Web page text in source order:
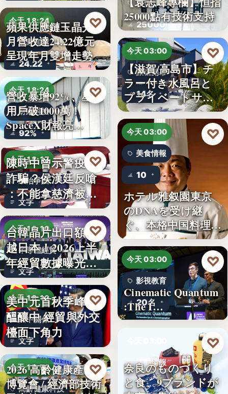
今天 18:24
財經焦點
24.22
蘋果供應鏈玉晶光7
月營收達24.22億元
呈現年月雙增走勢
♡
今天 18:24
財經科技
92%
營收暴增92%、星鏈
用戶破1000萬！
SpaceX財報亮…
♡
今天 18:17
政治爭議
文字
陳時中曾示警疫苗
詐騙？侯漢廷反嗆
：不能拿慈濟被詐
來洗白「…
♡
今天 18:10
半導體經貿
文字
台韓晶片出口額超
越日本！2026上半
年經貿數據曝光：
台積…
♡
今天 18:10
美中關係
文字
美中元首秋季峰會
醞釀中 經貿與外交
檯面下角力
♡
今天 17:59
高齡健康科技
2026 高齡健康產業
博覽會 / 經濟部技術
♡
股市分析
25000
25000點有技術支持
今天 03:00
旅宿開幕
14名
【滋賀/高島市】チ
ラー付き水風呂と
プライベートサウ
ナを楽…
♡
今天 03:00
美食情報
10
ホテル雅叙園東京
のDNAを受け継
ぐ、本格中国料理店
「万福…
♡
今天 03:00
影視教育
20名
Cinematic Quantum
:The I…
♡
活動情報
9
奈良のものづくり
と食、9ブランドが
♡